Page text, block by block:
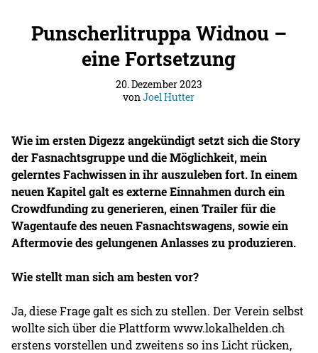
Punscherlitruppa Widnou –
eine Fortsetzung
20. Dezember 2023
vonJoel Hutter
Wie im ersten Digezz angekündigt setzt sich die Story
der Fasnachtsgruppe und die Möglichkeit, mein
gelerntes Fachwissen in ihr auszuleben fort. In einem
neuen Kapitel galt es externe Einnahmen durch ein
Crowdfunding zu generieren, einen Trailer für die
Wagentaufe des neuen Fasnachtswagens, sowie ein
Aftermovie des gelungenen Anlasses zu produzieren.
Wie stellt man sich am besten vor?
Ja, diese Frage galt es sich zu stellen. Der Verein selbst
wollte sich über die Plattform www.lokalhelden.ch
erstens vorstellen und zweitens so ins Licht rücken,